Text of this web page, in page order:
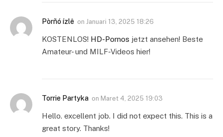
Pòrñó ízlê on Januari 13, 2025 18:26
KOSTENLOS! HD-Pornos jetzt ansehen! Beste
Amateur- und MILF-Videos hier!
Torrie Partyka on Maret 4, 2025 19:03
Hello. excellent job. I did not expect this. This is a
great story. Thanks!